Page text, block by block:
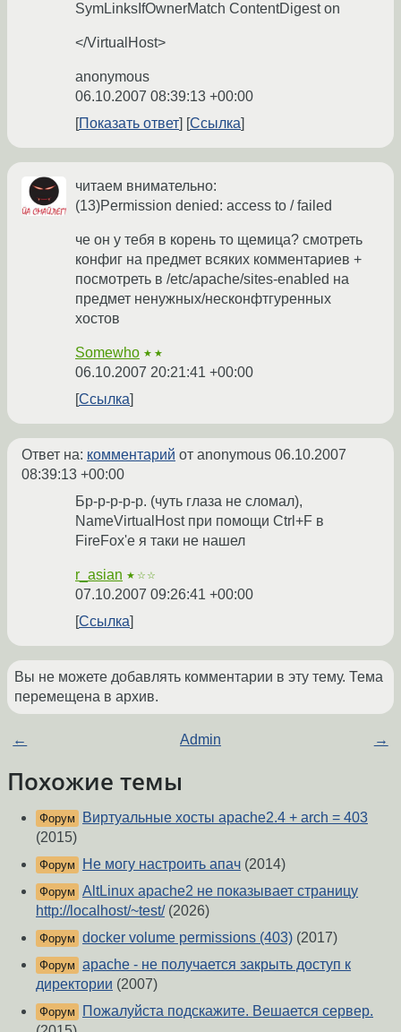
SymLinksIfOwnerMatch ContentDigest on
</VirtualHost>
anonymous
06.10.2007 08:39:13 +00:00
Показать ответ
Ссылка
читаем внимательно:
(13)Permission denied: access to / failed
че он у тебя в корень то щемица? смотреть
конфиг на предмет всяких комментариев +
посмотреть в /etc/apache/sites-enabled на
предмет ненужных/несконфтгуренных
хостов
Somewho ★★
06.10.2007 20:21:41 +00:00
Ссылка
Ответ на: комментарий от anonymous 06.10.2007
08:39:13 +00:00
Бр-р-р-р-р. (чуть глаза не сломал),
NameVirtualHost при помощи Ctrl+F в
FireFox'e я таки не нашел
r_asian ★☆☆
07.10.2007 09:26:41 +00:00
Ссылка
Вы не можете добавлять комментарии в эту тему. Тема
перемещена в архив.
← Admin →
Похожие темы
Форум
Виртуальные хосты apache2.4 + arch = 403
(2015)
Форум Не могу настроить апач (2014)
Форум AltLinux apache2 не показывает страницу
http://localhost/~test/(2026)
Форум docker volume permissions (403) (2017)
Форум apache - не получается закрыть доступ к
директории (2007)
Форум
Пожалуйста подскажите. Вешается сервер.